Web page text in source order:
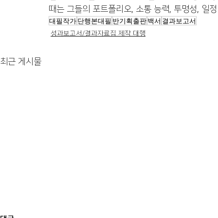
때는 그들의 포트폴리오, 소통 능력, 투명성, 일
대필작가단행본대필 반기획출판백서 결과보고서
성과보고서/결과자료집 제작 대행
최근 게시물